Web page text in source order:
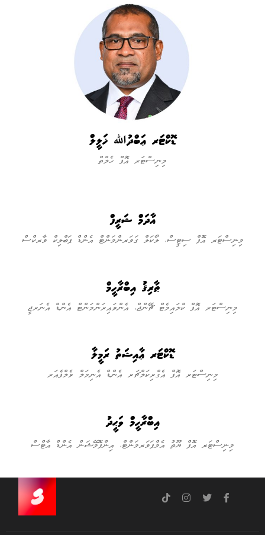
ޑޮކްޓަރ ޢަބްދުﷲ ޚަލީލް
މިނިސްޓަރ އޮފް ހެލްތް
އާދަމް ޝަރީފް
މިނިސްޓަރ އޮފް ސިޓީސް، ލޯކަލް ގަވަރންމަންޓް އެންޑް ޕަބްލިކް ވާރކްސް
ޠާރިޤު އިބްރާހީމް
މިނިސްޓަރ އޮފް ކްލައިމެޓް ޗޭންޖް، އެންވައިރަންމަންޓް އެންޑް އެނަރޖީ
ޑޮކްޓަރ ޢާއިޝަތު ރަމީލާ
މިނިސްޓަރ އޮފް އެގްރިކަލްޗަރ އެންޑް އެނިމަލް ވެލްފެއަރ
އިބްރާހީމް ވަޙީދު
މިނިސްޓަރ އޮފް ޔޫތު އެމްޕަވަރމަންޓް، އިންފޮމޭޝަން އެންޑް އާޓްސް